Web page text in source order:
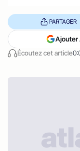
Écoutez cet article
PARTAGER
Ajouter